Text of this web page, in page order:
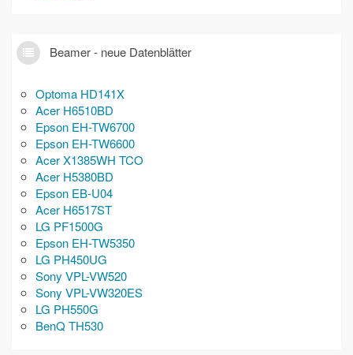
Beamer - neue Datenblätter
Optoma HD141X
Acer H6510BD
Epson EH-TW6700
Epson EH-TW6600
Acer X1385WH TCO
Acer H5380BD
Epson EB-U04
Acer H6517ST
LG PF1500G
Epson EH-TW5350
LG PH450UG
Sony VPL-VW520
Sony VPL-VW320ES
LG PH550G
BenQ TH530